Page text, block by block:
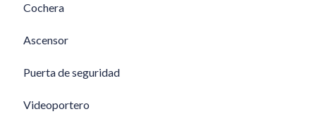
Cochera
Ascensor
Puerta de seguridad
Videoportero